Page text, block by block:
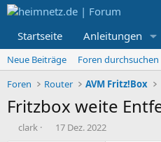
Startseite Anleitungen
Neue Beiträge
Foren durchsuchen
Foren
Router AVM Fritz!Box
Fritzbox weite
E
clark
E17 Dez. 2022